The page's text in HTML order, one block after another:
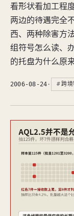
看形状看加工程
两边的待遇完全
西、两种除害方
组符号怎么读、
的托盘为什么原
2006-08-24 · 跨